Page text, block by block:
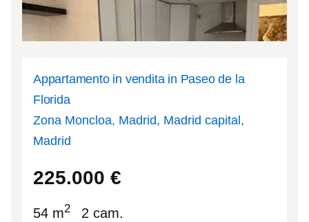
Appartamento in vendita in Paseo de la
Florida
Zona Moncloa, Madrid, Madrid capital,
Madrid
225.000 €
54 m2 2 cam.